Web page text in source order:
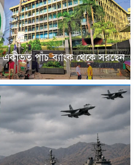
পাঁচ ব্যাংক থেকে সরছেন